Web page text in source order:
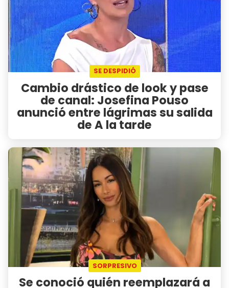
SE DESPIDIÓ
Cambio drástico de look y pase
de canal: Josefina Pouso
anunció entre lágrimas su salida
de A la tarde
SORPRESIVO
Se conoció quién reemplazará a